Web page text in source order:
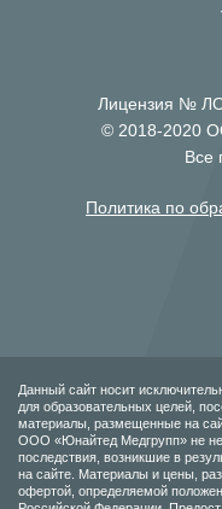
Лицензия №
© 2018-2020
Все
Политика по
Данный сайт носит
для образовательных целей,
материалы, размещенные на
ООО «Юнайтед Медгрупп» не
последствия, возникшие в
на сайте. Материалы и цены,
офертой, определяемой